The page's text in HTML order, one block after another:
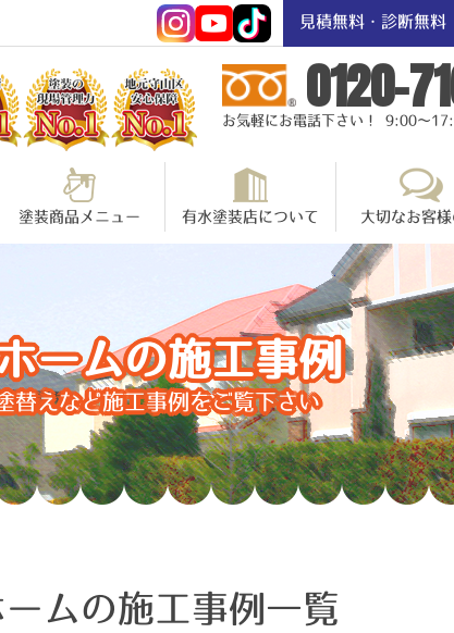
見積無料・診断無料
0120-
お気軽にお電話下さい！ 9:00～
塗装商品メニュー 有水塗装店について 大切なお客様
ームの施工事例
替えなど施工事例をご覧下さい
ムの施工事例一覧